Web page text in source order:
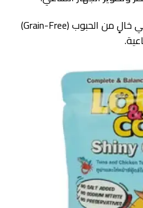
خيار صحي خالٍ من الحبوب (Grain-Free)